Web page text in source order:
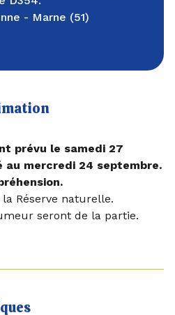
- Marne (51)
prévu le samedi 27
au mercredi 24 septembre.
Réserve naturelle.
seront de la partie.